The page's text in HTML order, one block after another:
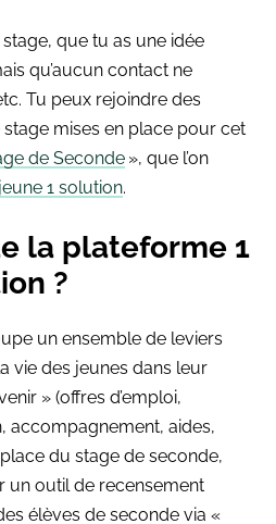
que tu as une idée
qu’aucun contact ne
Tu peux rejoindre des
stage mises en place pour cet
de Seconde », que l’on
1 solution.
la plateforme 1
?
un ensemble de leviers
vie des jeunes dans leur
» (offres d’emploi,
accompagnement, aides,
du stage de seconde,
un outil de recensement
élèves de seconde via «